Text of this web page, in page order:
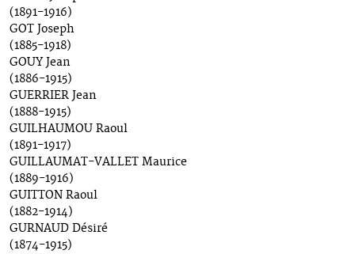
(1891-1916)
GOT Joseph
(1885-1918)
GOUY Jean
(1886-1915)
GUERRIER Jean
(1888-1915)
GUILHAUMOU Raoul
(1891-1917)
GUILLAUMAT-VALLET Maurice
(1889-1916)
GUITTON Raoul
(1882-1914)
GURNAUD Désiré
(1874-1915)